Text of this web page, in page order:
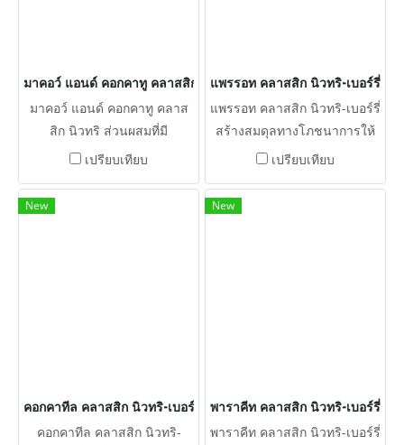
มาคอว์ แอนด์ คอกคาทู คลาสสิก นิวทริ
มาคอว์ แอนด์ คอกคาทู คลาส
สิก นิวทริ ส่วนผสมที่มี
ประโยชน์ และเคลือบด้วยแร่
และวิตามินที่มีความเสถียรเพื่อ
เปรียบเทียบ
แพรรอท คลาสสิก นิวทริ-เบอร์รี่
แพรรอท คลาสสิก นิวทริ-เบอร์รี่
สร้างสมดุลทางโภชนาการให้
กับอาหารอย่างสมบูรณ์ความ
Nutri-Berries จะถูกปอกเปลือก
เปรียบเทียบ
New
คอกคาทีล คลาสสิก นิวทริ-เบอร์รี่
คอกคาทีล คลาสสิก นิวทริ-
New
พาราคีท คลาสสิก นิวทริ-เบอร์รี่
พาราคีท คลาสสิก นิวทริ-เบอร์รี่